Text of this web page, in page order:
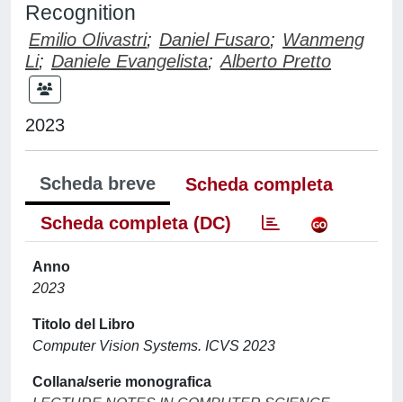
Recognition
Emilio Olivastri; Daniel Fusaro; Wanmeng
Li; Daniele Evangelista; Alberto Pretto
2023
Scheda breve
Scheda completa
Scheda completa (DC)
Anno
2023
Titolo del Libro
Computer Vision Systems. ICVS 2023
Collana/serie monografica